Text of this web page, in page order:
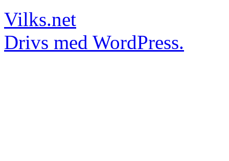
Vilks.net
Drivs med WordPress.